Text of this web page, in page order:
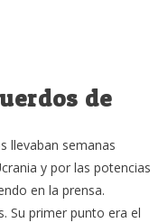
de
llevaban semanas
y por las potencias
en la prensa.
Su primer punto era el